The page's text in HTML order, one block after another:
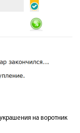
на воротник